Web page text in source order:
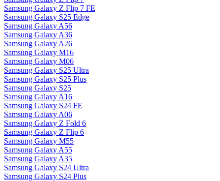
Samsung Galaxy Z Flip 7 FE
Samsung Galaxy S25 Edge
Samsung Galaxy A56
Samsung Galaxy A36
Samsung Galaxy A26
Samsung Galaxy M16
Samsung Galaxy M06
Samsung Galaxy S25 Ultra
Samsung Galaxy S25 Plus
Samsung Galaxy S25
Samsung Galaxy A16
Samsung Galaxy S24 FE
Samsung Galaxy A06
Samsung Galaxy Z Fold 6
Samsung Galaxy Z Flip 6
Samsung Galaxy M55
Samsung Galaxy A55
Samsung Galaxy A35
Samsung Galaxy S24 Ultra
Samsung Galaxy S24 Plus